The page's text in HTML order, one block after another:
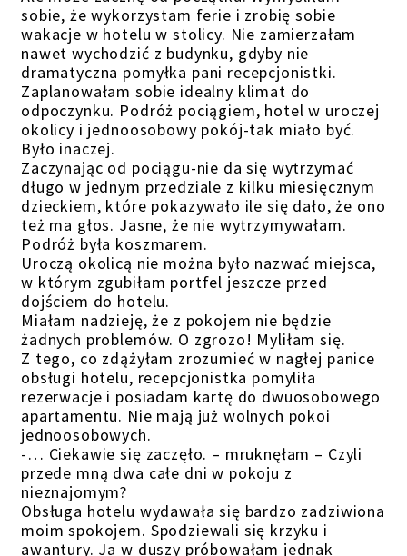
sobie, że wykorzystam ferie i zrobię sobie
wakacje w hotelu w stolicy. Nie zamierzałam
nawet wychodzić z budynku, gdyby nie
dramatyczna pomyłka pani recepcjonistki.
Zaplanowałam sobie idealny klimat do
odpoczynku. Podróż pociągiem, hotel w uroczej
okolicy i jednoosobowy pokój-tak miało być.
Było inaczej.
Zaczynając od pociągu-nie da się wytrzymać
długo w jednym przedziale z kilku miesięcznym
dzieckiem, które pokazywało ile się dało, że ono
też ma głos. Jasne, że nie wytrzymywałam.
Podróż była koszmarem.
Uroczą okolicą nie można było nazwać miejsca,
w którym zgubiłam portfel jeszcze przed
dojściem do hotelu.
Miałam nadzieję, że z pokojem nie będzie
żadnych problemów. O zgrozo! Myliłam się.
Z tego, co zdążyłam zrozumieć w nagłej panice
obsługi hotelu, recepcjonistka pomyliła
rezerwacje i posiadam kartę do dwuosobowego
apartamentu. Nie mają już wolnych pokoi
jednoosobowych.
-… Ciekawie się zaczęło. – mruknęłam – Czyli
przede mną dwa całe dni w pokoju z
nieznajomym?
Obsługa hotelu wydawała się bardzo zadziwiona
moim spokojem. Spodziewali się krzyku i
awantury. Ja w duszy próbowałam jednak